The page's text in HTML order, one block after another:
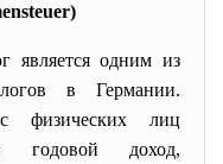
является одним из
в Германии.
физических лиц
годовой доход,